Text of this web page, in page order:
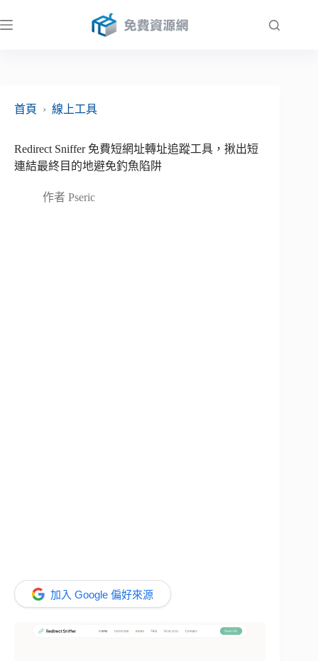
至
首頁
› 線上工具
Redirect Sniffer 免費短網址轉址追蹤工具，揪出短
連結最終目的地避免釣魚陷阱
作者 Pseric
加入 Google 偏好來源